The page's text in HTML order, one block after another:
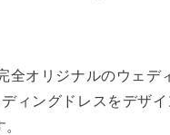
全オリジナルのウェデ
ィングドレスをデザ